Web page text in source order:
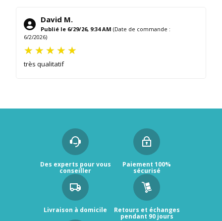
David M.
Publié le 6/29/26, 9:34 AM (Date de commande :
6/2/2026)
très qualitatif
Des experts pour vous
conseiller
Paiement 100%
sécurisé
Livraison à domicile Retours et échanges
pendant 90 jours